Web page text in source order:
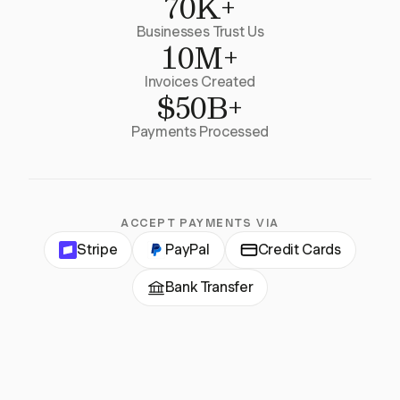
Businesses Trust Us
10M+
Invoices Created
$50B+
Payments Processed
ACCEPT PAYMENTS VIA
Stripe PayPal Credit Cards
Bank Transfer